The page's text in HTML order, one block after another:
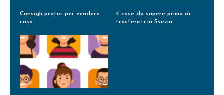
Consigli pratici per vendere
casa
4 cose da sapere prima di
trasferirti in Svezia